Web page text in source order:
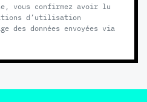
vous confirmez avoir lu
d’utilisation
des données envoyées via